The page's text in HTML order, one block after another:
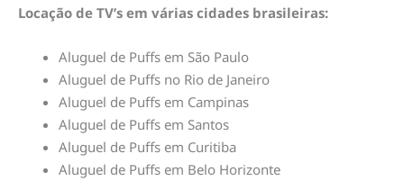
Locação de TV’s em várias cidades brasileiras:
Aluguel de Puffs em São Paulo
Aluguel de Puffs no Rio de Janeiro
Aluguel de Puffs em Campinas
Aluguel de Puffs em Santos
Aluguel de Puffs em Curitiba
Aluguel de Puffs em Belo Horizonte